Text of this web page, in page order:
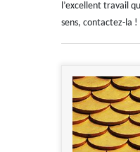
l’excellent travail
sens, contactez-la !